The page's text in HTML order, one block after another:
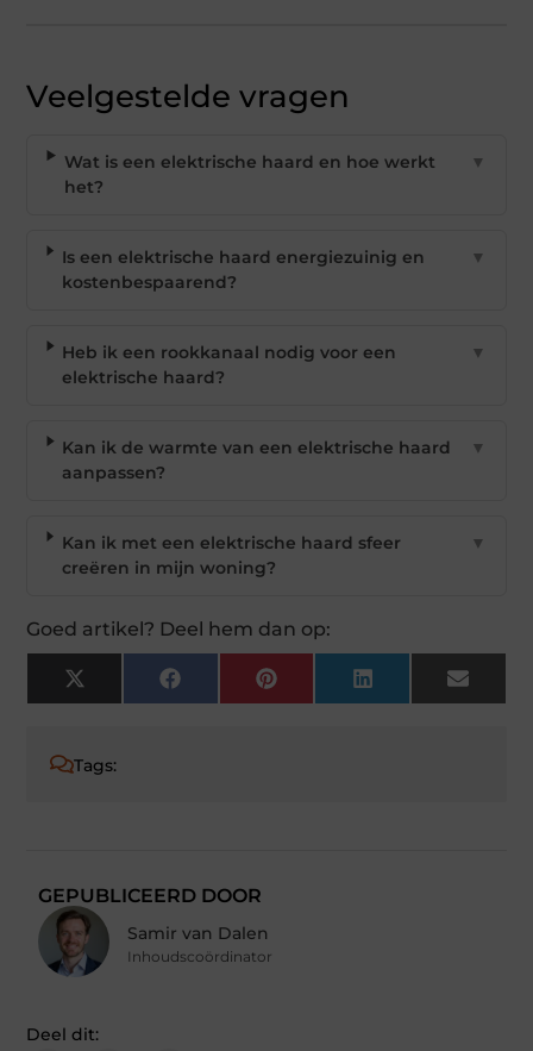
Veelgestelde vragen
Wat is een elektrische haard en hoe werkt
het?
▼
Is een elektrische haard energiezuinig en
kostenbespaarend?
▼
Heb ik een rookkanaal nodig voor een
elektrische haard?
▼
Kan ik de warmte van een elektrische haard
aanpassen?
▼
Kan ik met een elektrische haard sfeer
creëren in mijn woning?
▼
Goed artikel? Deel hem dan op:
X
(Twitter)
Facebook Pinterest LinkedIn Email
Tags:
GEPUBLICEERD DOOR
Samir van Dalen
Inhoudscoördinator
Deel dit: